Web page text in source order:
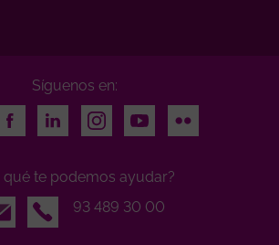
Síguenos en:
FacebookLinkedInInstagramYoutubeFlickr
qué te podemos ayudar?
93 489 30 00